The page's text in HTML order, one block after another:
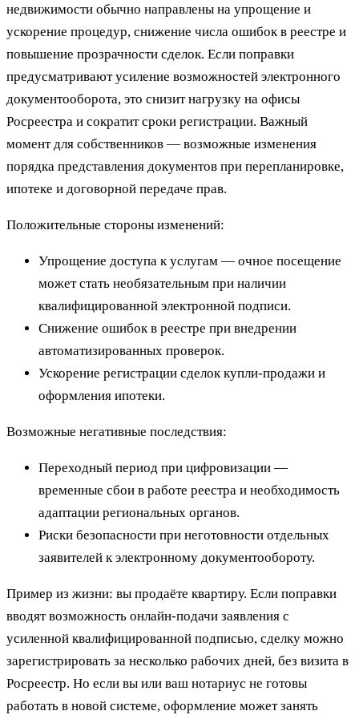
недвижимости обычно направлены на упрощение и
ускорение процедур, снижение числа ошибок в реестре и
повышение прозрачности сделок. Если поправки
предусматривают усиление возможностей электронного
документооборота, это снизит нагрузку на офисы
Росреестра и сократит сроки регистрации. Важный
момент для собственников — возможные изменения
порядка представления документов при перепланировке,
ипотеке и договорной передаче прав.
Положительные стороны изменений:
Упрощение доступа к услугам — очное посещение
может стать необязательным при наличии
квалифицированной электронной подписи.
Снижение ошибок в реестре при внедрении
автоматизированных проверок.
Ускорение регистрации сделок купли‑продажи и
оформления ипотеки.
Возможные негативные последствия:
Переходный период при цифровизации —
временные сбои в работе реестра и необходимость
адаптации региональных органов.
Риски безопасности при неготовности отдельных
заявителей к электронному документообороту.
Пример из жизни: вы продаёте квартиру. Если поправки
вводят возможность онлайн‑подачи заявления с
усиленной квалифицированной подписью, сделку можно
зарегистрировать за несколько рабочих дней, без визита в
Росреестр. Но если вы или ваш нотариус не готовы
работать в новой системе, оформление может занять